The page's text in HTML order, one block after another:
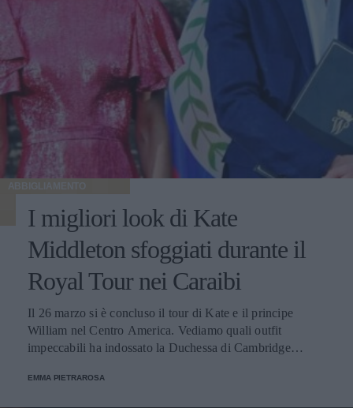
ABBIGLIAMENTO
I migliori look di Kate
Middleton sfoggiati durante il
Royal Tour nei Caraibi
Il 26 marzo si è concluso il tour di Kate e il principe
William nel Centro America. Vediamo quali outfit
impeccabili ha indossato la Duchessa di Cambridge
EMMA PIETRAROSA